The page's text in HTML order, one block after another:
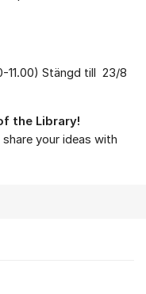
11.00) Stängd till 23/8
the Library!
your ideas with